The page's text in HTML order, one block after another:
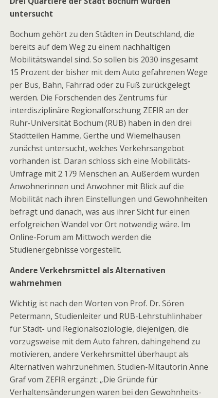
untersucht
Bochum gehört zu den Städten in Deutschland, die
bereits auf dem Weg zu einem nachhaltigen
Mobilitätswandel sind. So sollen bis 2030 insgesamt
15 Prozent der bisher mit dem Auto gefahrenen Wege
per Bus, Bahn, Fahrrad oder zu Fuß zurückgelegt
werden. Die Forschenden des Zentrums für
interdisziplinäre Regionalforschung ZEFIR an der
Ruhr-Universität Bochum (RUB) haben in den drei
Stadtteilen Hamme, Gerthe und Wiemelhausen
zunächst untersucht, welches Verkehrsangebot
vorhanden ist. Daran schloss sich eine Mobilitäts-
Umfrage mit 2.179 Menschen an. Außerdem wurden
Anwohnerinnen und Anwohner mit Blick auf die
Mobilität nach ihren Einstellungen und Gewohnheiten
befragt und danach, was aus ihrer Sicht für einen
erfolgreichen Wandel vor Ort notwendig wäre. Im
Online-Forum am Mittwoch werden die
Studienergebnisse vorgestellt.
Andere Verkehrsmittel als Alternativen
wahrnehmen
Wichtig ist nach den Worten von Prof. Dr. Sören
Petermann, Studienleiter und RUB-Lehrstuhlinhaber
für Stadt- und Regionalsoziologie, diejenigen, die
vorzugsweise mit dem Auto fahren, dahingehend zu
motivieren, andere Verkehrsmittel überhaupt als
Alternativen wahrzunehmen. Studien-Mitautorin Anne
Graf vom ZEFIR ergänzt: „Die Gründe für
Verhaltensänderungen waren bei den Gewohnheits-